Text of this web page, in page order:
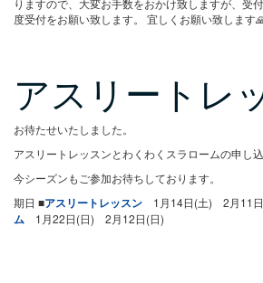
りますので、大変お手数をおかけ致しますが、受
度受付をお願い致します。
宜しくお願い致します
アスリートレ
お待たせいたしました。
アスリートレッスンとわくわくスラロームの申し
今シーズンもご参加お待ちしております。
期日 ■アスリートレッスン 1月14日(土) 2月11
ム 1月22日(日) 2月12日(日)